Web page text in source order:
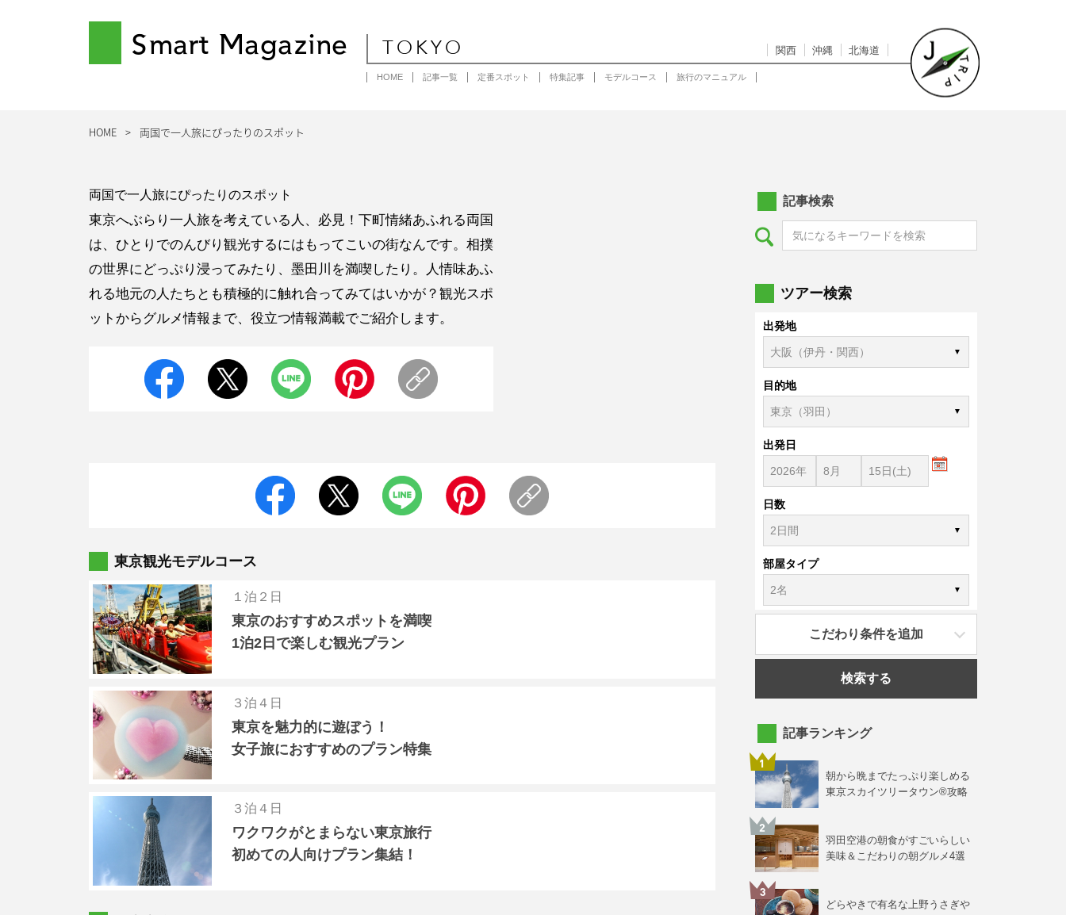
Smart Magazine TOKYO 関西 沖縄 北海道
HOME 記事一覧 定番スポット 特集記事 モデルコース 旅行のマニュアル
HOME 両国で一人旅にぴったりのスポット
両国で一人旅にぴったりのスポット
東京へぶらり一人旅を考えている人、必見！下町情緒あふれる両国
は、ひとりでのんびり観光するにはもってこいの街なんです。相撲
の世界にどっぷり浸ってみたり、墨田川を満喫したり。人情味あふ
れる地元の人たちとも積極的に触れ合ってみてはいかが？観光スポ
ットからグルメ情報まで、役立つ情報満載でご紹介します。
東京観光モデルコース
１泊２日
東京のおすすめスポットを満喫
1泊2日で楽しむ観光プラン
３泊４日
東京を魅力的に遊ぼう！
女子旅におすすめのプラン特集
３泊４日
ワクワクがとまらない東京旅行
初めての人向けプラン集結！
記事検索
ツアー検索
出発地
目的地
出発日
日数
部屋タイプ
こだわり条件を追加
検索する
記事ランキング
朝から晩までたっぷり楽しめる
東京スカイツリータウン®攻略
羽田空港の朝食がすごいらしい
美味＆こだわりの朝グルメ4選
どらやきで有名な上野うさぎや